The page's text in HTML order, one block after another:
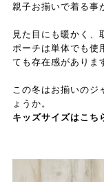
親子お揃いで着る事
見た目にも暖かく、
ポーチは単体でも使
ても存在感がありま
この冬はお揃いのジ
ょうか。
キッズサイズはこち